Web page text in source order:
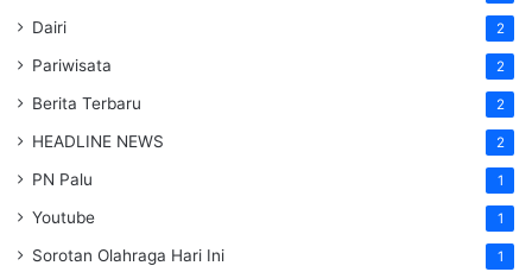
Dairi 2
Pariwisata 2
Berita Terbaru 2
HEADLINE NEWS 2
PN Palu 1
Youtube 1
Sorotan Olahraga Hari Ini 1